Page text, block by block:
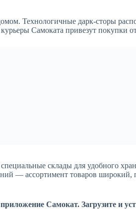
Технологичные дарк-сторы
Самоката привезут покупки
склады для удобного
— ассортимент товаров широкий,
Самокат. Загрузите и